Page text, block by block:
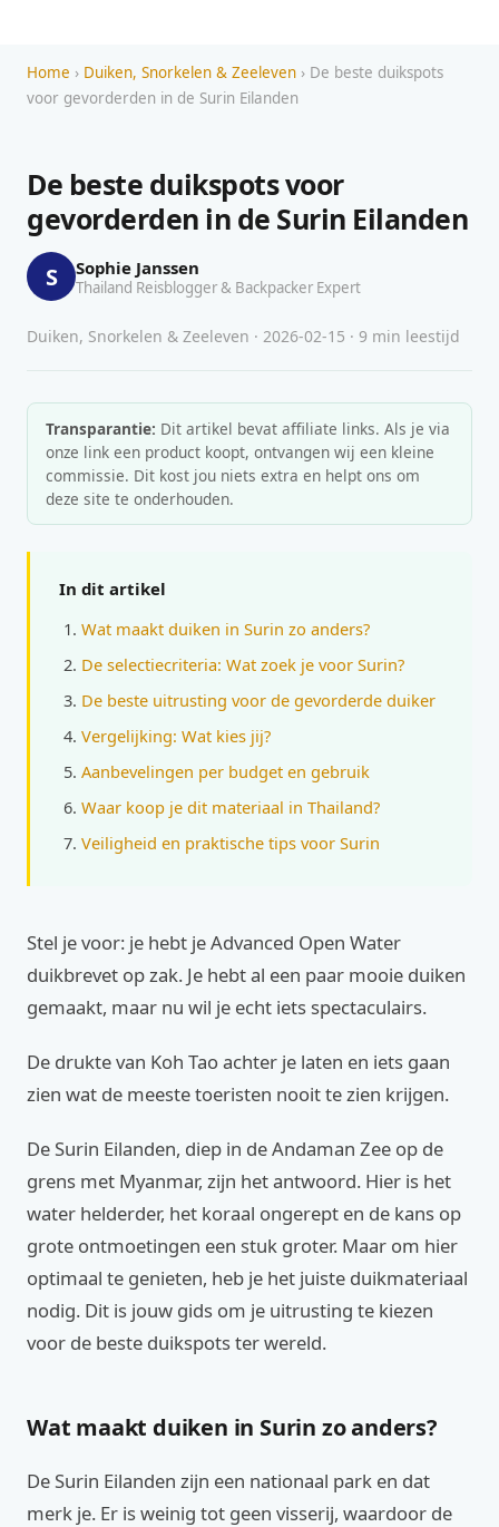
Home › Duiken, Snorkelen & Zeeleven › De beste duikspots
voor gevorderden in de Surin Eilanden
De beste duikspots voor
gevorderden in de Surin Eilanden
S Sophie Janssen
Thailand Reisblogger & Backpacker Expert
Duiken, Snorkelen & Zeeleven · 2026-02-15 · 9 min leestijd
Transparantie: Dit artikel bevat affiliate links. Als je via
onze link een product koopt, ontvangen wij een kleine
commissie. Dit kost jou niets extra en helpt ons om
deze site te onderhouden.
In dit artikel
Wat maakt duiken in Surin zo anders?
De selectiecriteria: Wat zoek je voor Surin?
De beste uitrusting voor de gevorderde duiker
Vergelijking: Wat kies jij?
Aanbevelingen per budget en gebruik
Waar koop je dit materiaal in Thailand?
Veiligheid en praktische tips voor Surin
Stel je voor: je hebt je Advanced Open Water
duikbrevet op zak. Je hebt al een paar mooie duiken
gemaakt, maar nu wil je echt iets spectaculairs.
De drukte van Koh Tao achter je laten en iets gaan
zien wat de meeste toeristen nooit te zien krijgen.
De Surin Eilanden, diep in de Andaman Zee op de
grens met Myanmar, zijn het antwoord. Hier is het
water helderder, het koraal ongerept en de kans op
grote ontmoetingen een stuk groter. Maar om hier
optimaal te genieten, heb je het juiste duikmateriaal
nodig. Dit is jouw gids om je uitrusting te kiezen
voor de beste duikspots ter wereld.
Wat maakt duiken in Surin zo anders?
De Surin Eilanden zijn een nationaal park en dat
merk je. Er is weinig tot geen visserij, waardoor de